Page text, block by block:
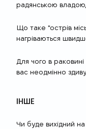
радянською
Що таке "острів
нагріваються
Для чого в раковині
вас неодмінно
ІНШЕ
Чи буде вихідний